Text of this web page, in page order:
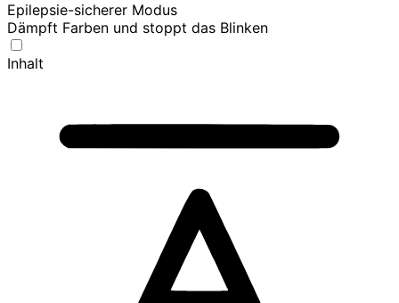
Epilepsie-sicherer Modus
Dämpft Farben und stoppt das Blinken
Inhalt